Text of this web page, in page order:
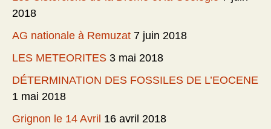
2018
AG nationale à Remuzat 7 juin 2018
LES METEORITES 3 mai 2018
DÉTERMINATION DES FOSSILES DE L’EOCENE
1 mai 2018
Grignon le 14 Avril 16 avril 2018